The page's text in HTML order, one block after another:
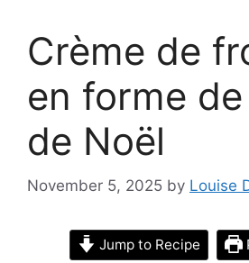
Crème de
en forme
de Noël
November 5, 2025 by Louise
Jump to Recipe